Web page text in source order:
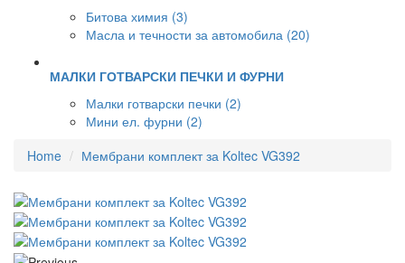
Битова химия (3)
Масла и течности за автомобила (20)
МАЛКИ ГОТВАРСКИ ПЕЧКИ И ФУРНИ
Малки готварски печки (2)
Мини ел. фурни (2)
Home
Мембрани комплект за Koltec VG392